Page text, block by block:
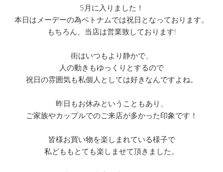
5月に入りました！
本日はメーデーの為ベトナムでは祝日となっております。
もちろん、当店は営業致しております!
街はいつもより静かで、
人の動きもゆっくりとするので
祝日の雰囲気も私個人としては好きなんですよね。
昨日もお休みということもあり、
ご家族やカップルでのご来店が多かった印象です！
皆様お買い物を楽しまれている様子で
私どももとても楽しませて頂きました。